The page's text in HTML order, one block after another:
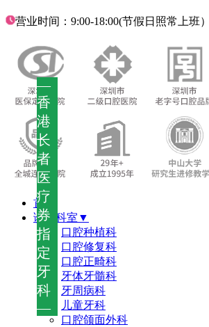
—
香
港
长
者
医
疗
券
指
定
牙
科
—
营业时间：9:00-18:00(节假日照常上班）
首页
诊疗科室▼
口腔种植科
口腔修复科
口腔正畸科
牙体牙髓科
牙周病科
儿童牙科
口腔颌面外科